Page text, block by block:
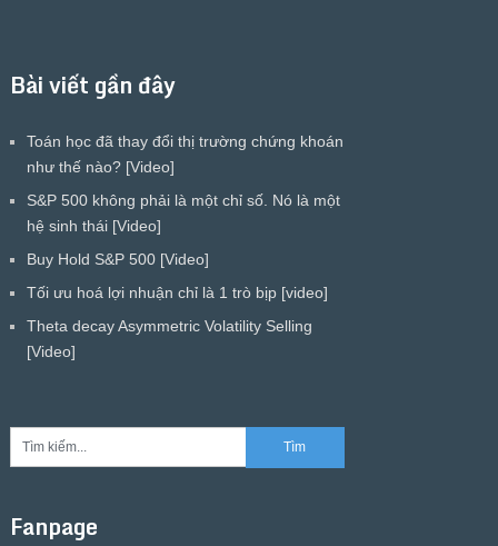
Bài viết gần đây
Toán học đã thay đổi thị trường chứng khoán
như thế nào? [Video]
S&P 500 không phải là một chỉ số. Nó là một
hệ sinh thái [Video]
Buy Hold S&P 500 [Video]
Tối ưu hoá lợi nhuận chỉ là 1 trò bịp [video]
Theta decay Asymmetric Volatility Selling
[Video]
Fanpage